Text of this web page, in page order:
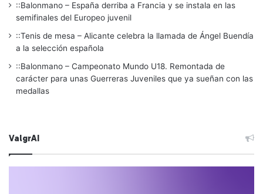
::Balonmano – España derriba a Francia y se instala en las
semifinales del Europeo juvenil
::Tenis de mesa – Alicante celebra la llamada de Ángel Buendía
a la selección española
::Balonmano – Campeonato Mundo U18. Remontada de
carácter para unas Guerreras Juveniles que ya sueñan con las
medallas
ValgrAI